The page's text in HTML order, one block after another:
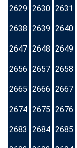
2629 2630 2631
2638 2639 2640
2647 2648 2649
2656 2657 2658
2665 2666 2667
2674 2675 2676
2683 2684 2685